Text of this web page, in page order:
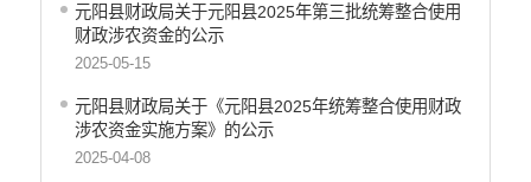
元阳县财政局关于元阳县2025年第三批统筹整合使用
财政涉农资金的公示
2025-05-15
元阳县财政局关于《元阳县2025年统筹整合使用财政
涉农资金实施方案》的公示
2025-04-08